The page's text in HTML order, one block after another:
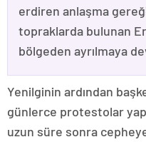
erdiren anlaşma
topraklarda bulunan
bölgeden ayrılmaya
Yenilginin ardından
günlerce protestolar
uzun süre sonra